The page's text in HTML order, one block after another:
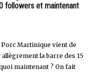
followers et maintenant
Martinique vient de
la barre des 15
maintenant ? On fait